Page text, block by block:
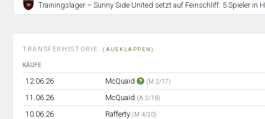
Trainingslager – Sunny Side United setzt auf Feinschliff: 5 Spieler in
TRANSFERHISTORIE:(AUSKLAPPEN)
KÄUFE
12.06.26 McQuaid (M 2/17)
11.06.26
McQuaid (A 2/18)
10.06.26
Rafferty (M 4/20)